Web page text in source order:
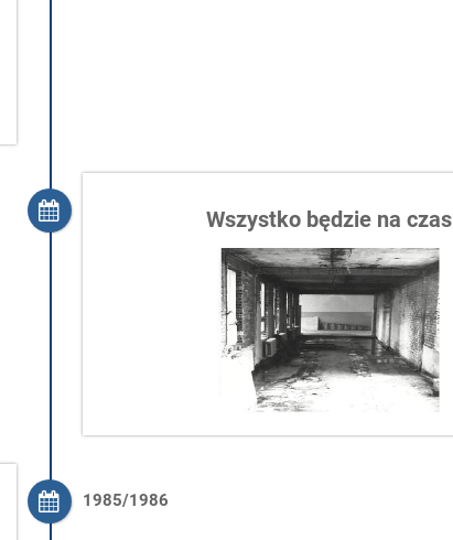
Wszystko będzie na czas
1985/1986